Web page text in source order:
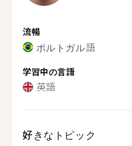
流暢
ポルトガル語
学習中の言語
英語
好きなトピック